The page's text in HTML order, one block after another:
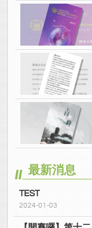
最新消息
TEST
2024-01-03